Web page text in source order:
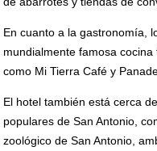
En cuanto a la gastronomía,
mundialmente famosa
como Mi Tierra Café y
El hotel también está cerca
populares de San Antonio,
zoológico de San Antonio,